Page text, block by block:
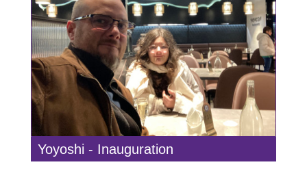
Yoyoshi - Inauguration